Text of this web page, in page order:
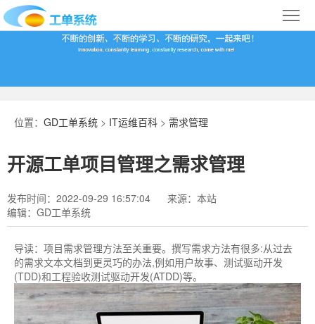
首
百
科
下
载
于
我
行
业
位置： GD工单系统 > IT运维百科 > 需求管理
开源工单项目管理之需求管理
发布时间：2022-09-29 16:57:04
来源：本站
编辑：GD工单系统
导读： 项目需求管理​方法至关重要。撰写需求方法有很多:从过去
的需求文本文档到更灵巧的办法,例如用户故事、测试驱动开发
(TDD)和工程验收测试驱动开发(ATDD)等。